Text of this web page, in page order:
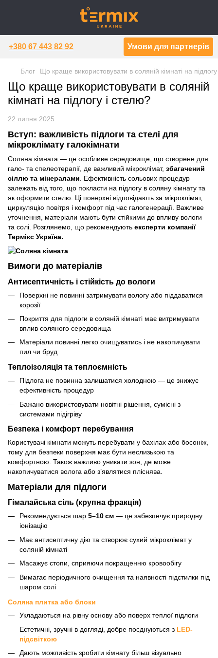
+380 67 443 82 92 Умови для партнерів
Блог Що краще використовувати в соляній кімнаті на
Що краще використовувати в соляній
кімнаті на підлогу і стелю?
22 липня 2025
Вступ: важливість підлоги та стелі для
мікроклімату галокімнати
Соляна кімната — це особливе середовище, що створене для
гало- та спелеотерапії, де важливий мікроклімат, збагачений
сіллю та мінералами. Ефективність сольових процедур
залежать від того, що покласти на підлогу в соляну кімнату та
як оформити стелю. Ці поверхні відповідають за мікроклімат,
циркуляцію повітря і комфорт під час галогенерації. Важливе
уточнення, матеріали мають бути стійкими до впливу вологи
та солі. Розглянемо, що рекомендують експерти компанії
Термікс Україна.
Вимоги до матеріалів
Антисептичність і стійкість до вологи
Поверхні не повинні затримувати вологу або піддаватися
корозії
Покриття для підлоги в соляній кімнаті має витримувати
вплив соляного середовища
Матеріали повинні легко очищуватись і не накопичувати
пил чи бруд
Теплоізоляція та теплоємність
Підлога не повинна залишатися холодною — це знижує
ефективність процедур
Бажано використовувати новітні рішення, сумісні з
системами підігріву
Безпека і комфорт перебування
Користувачі кімнати можуть перебувати у бахілах або босоніж,
тому для безпеки поверхня має бути неслизькою та
комфортною. Також важливо уникати зон, де може
накопичуватися волога або з’являтися пліснява.
Матеріали для підлоги
Гімалайська сіль (крупна фракція)
Рекомендується шар 5–10 см — це забезпечує природну
іонізацію
Має антисептичну дію та створює сухий мікроклімат у
соляній кімнаті
Масажує стопи, сприяючи покращенню кровообігу
Вимагає періодичного очищення та наявності підстилки під
шаром солі
Соляна плитка або блоки
Укладаються на рівну основу або поверх теплої підлоги
Естетичні, зручні в догляді, добре поєднуються з LED-
підсвіткою
Дають можливість зробити кімнату більш візуально